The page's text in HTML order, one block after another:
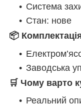
Система
Стан: нове
📦
Заводська
🛒 Чому варто
Реальний